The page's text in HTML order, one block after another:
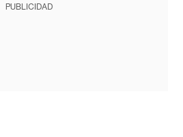
PUBLICIDAD